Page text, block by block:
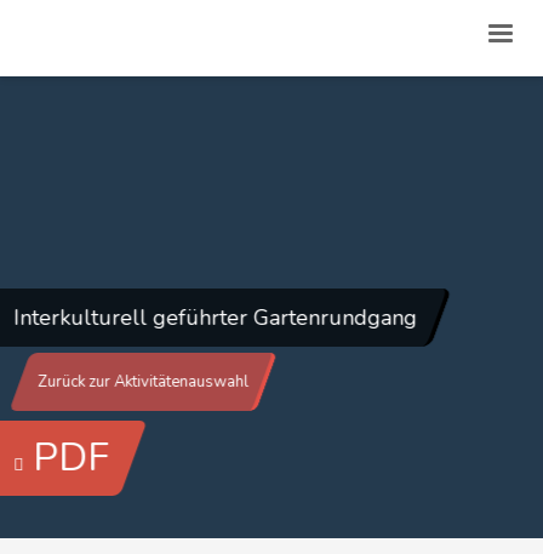
Interkulturell geführter Gartenrundgang
Zurück zur Aktivitätenauswahl
PDF